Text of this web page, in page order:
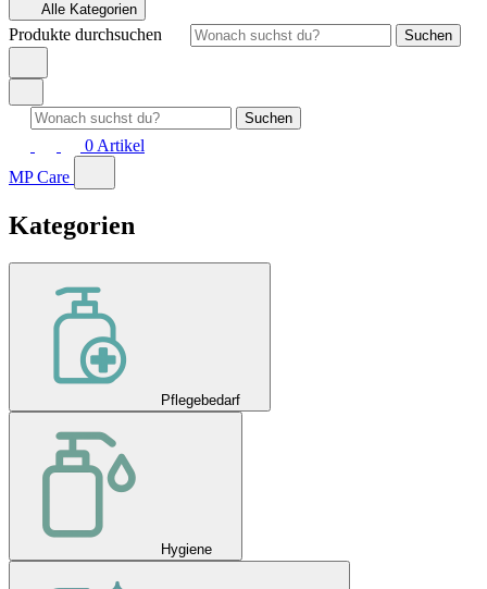
Alle Kategorien
Produkte durchsuchen Suchen
Suchen
0 Artikel
MP Care
Kategorien
Pflegebedarf
Hygiene